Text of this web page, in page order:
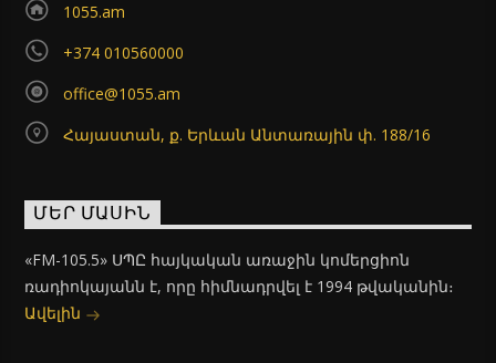
1055.am
+374 010560000
office@1055.am
Հայաստան, ք. Երևան Անտառային փ. 188/16
ՄԵՐ ՄԱՍԻՆ
«FM-105.5» ՍՊԸ հայկական առաջին կոմերցիոն
ռադիոկայանն է, որը հիմնադրվել է 1994 թվականին։
Ավելին